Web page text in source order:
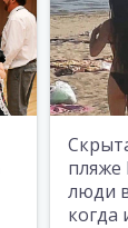
люди
когда